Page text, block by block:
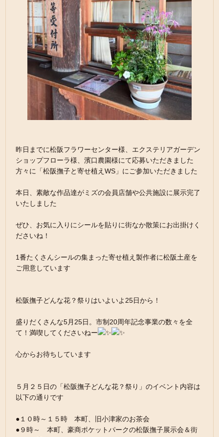
昨日までに松阪フラワーセンター様、エクステリアガーデン
ショップフローラ様、濱口農園様にて応募いただきました
方々に「松阪撫子と寄せ植えWS」にご参加いただきました
本日、素敵な作品達がミズの会員店舗や公共施設に展示完了
いたしました
ぜひ、お気に入りにシールを貼りに街なか散策にお出掛けく
ださいね！
1番たくさんシールの集まった寄せ植え製作者に松阪土産を
ご用意しています
松阪撫子どんな花？祭りはいよいよ25日から！
盛りだくさんな5月25日。市制20周年記念事業の数々を全
て！満喫してくださいねー
心からお待ちしています
５月２５日の「松阪撫子どんな花？祭り」のイベント内容は
以下の通りです
●１０時～１５時 本町、旧小津家のお茶会
●９時～ 本町、豪商ポケットパークの松阪撫子展示会＆街